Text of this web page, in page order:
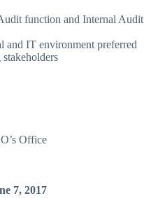
function and Internal Audit
and IT environment preferred
Office
7, 2017